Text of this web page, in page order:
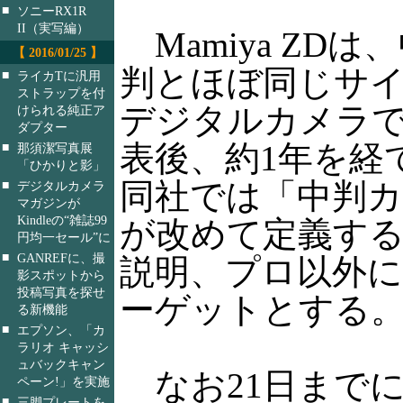
■
ソニーRX1R
II（実写編）
【 2016/01/25 】
■
ライカTに汎用
ストラップを付
けられる純正ア
ダプター
■ 那須潔写真展
「ひかりと影」
■ デジタルカメラ
マガジンが
Kindleの“雑誌99
円均一セール”に
■ GANREFに、撮
影スポットから
投稿写真を探せ
る新機能
■
エプソン、「カ
ラリオ キャッシ
ュバックキャン
ペーン!」を実施
Mamiya ZDは
判とほぼ同じサ
デジタルカメラ
表後、約1年を経
同社では「中判
が改めて定義す
説明、プロ以外
ーゲットとする
なお21日まで